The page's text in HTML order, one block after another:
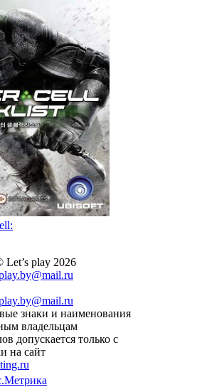
play 2026
знаки и наименования
владельцам
допускается только с
на сайт